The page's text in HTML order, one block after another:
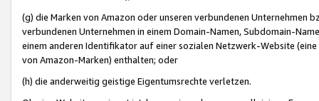
(g) die Marken von Amazon oder unseren verbundenen Unternehmen
verbundenen Unternehmen in einem Domain-Namen, Subdomain-
einem anderen Identifikator auf einer sozialen Netzwerk-Website
von Amazon-Marken) enthalten; oder
(h) die anderweitig geistige Eigentumsrechte verletzen.